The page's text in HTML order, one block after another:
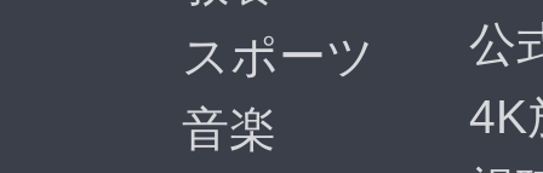
スポーツ
音楽
公
4K